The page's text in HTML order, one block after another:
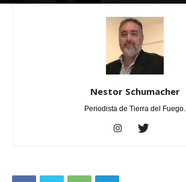
Por Nestor Schumacher - febrero 22, 2026 0
Nestor Schumacher
Periodista de Tierra del Fuego.